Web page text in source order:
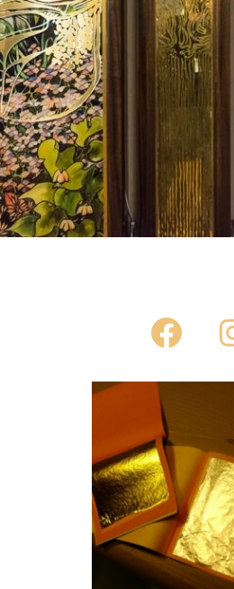
F
a
c
e
b
o
o
k
a